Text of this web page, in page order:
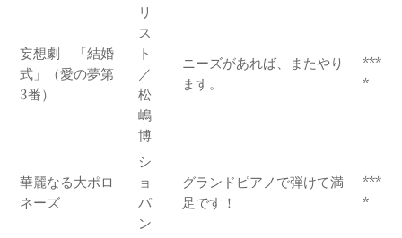
妄想劇 「結婚
式」（愛の夢第
3番）
リ
ス
ト
／
松
嶋
博
ニーズがあれば、またやり
ます。
***
*
華麗なる大ポロ
ネーズ
シ
ョ
パ
ン
グランドピアノで弾けて満
足です！
***
*